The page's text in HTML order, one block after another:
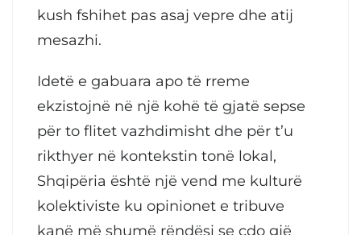
kush fshihet pas asaj vepre dhe atij
mesazhi.
Idetë e gabuara apo të rreme
ekzistojnë në një kohë të gjatë sepse
për to flitet vazhdimisht dhe për t’u
rikthyer në kontekstin tonë lokal,
Shqipëria është një vend me kulturë
kolektiviste ku opinionet e tribuve
kanë më shumë rëndësi se çdo gjë